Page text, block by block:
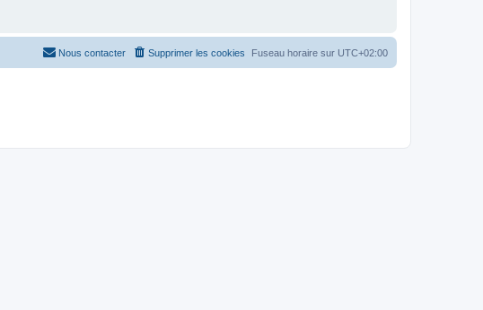
Fuseau horaire sur UTC+02:00
Supprimer les cookies
Nous contacter